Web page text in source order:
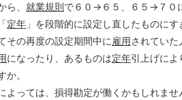
ら、 就業規則で６０→６５、６５→７０
定年 」を段階的に設定し直したものにす
その再度の設定期間中に 雇用されていた
になったり、あるものは定年引上げによ
か。
よっては、損得勘定が働くかもしれませ